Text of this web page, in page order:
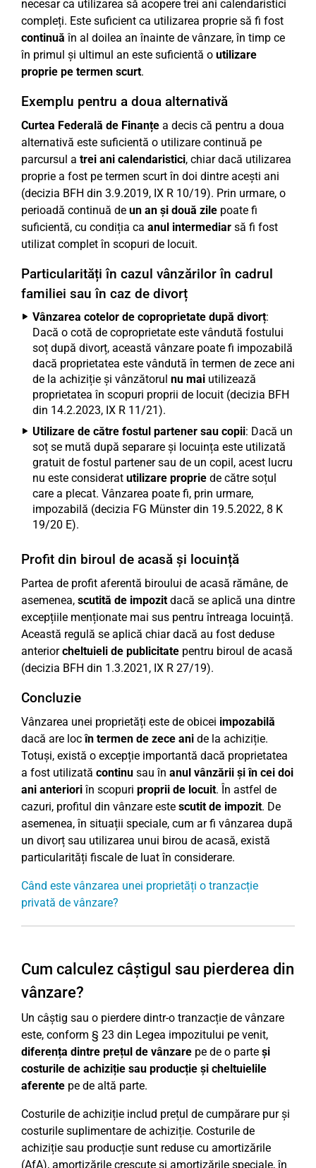
necesar ca utilizarea să acopere trei ani calendaristici
compleți. Este suficient ca utilizarea proprie să fi fost
continuă în al doilea an înainte de vânzare, în timp ce
în primul și ultimul an este suficientă o utilizare
proprie pe termen scurt.
Exemplu pentru a doua alternativă
Curtea Federală de Finanțe a decis că pentru a doua
alternativă este suficientă o utilizare continuă pe
parcursul a trei ani calendaristici, chiar dacă utilizarea
proprie a fost pe termen scurt în doi dintre acești ani
(decizia BFH din 3.9.2019, IX R 10/19). Prin urmare, o
perioadă continuă de un an și două zile poate fi
suficientă, cu condiția ca anul intermediar să fi fost
utilizat complet în scopuri de locuit.
Particularități în cazul vânzărilor în cadrul
familiei sau în caz de divorț
Vânzarea cotelor de coproprietate după divorț:
Dacă o cotă de coproprietate este vândută fostului
soț după divorț, această vânzare poate fi impozabilă
dacă proprietatea este vândută în termen de zece ani
de la achiziție și vânzătorul nu mai utilizează
proprietatea în scopuri proprii de locuit (decizia BFH
din 14.2.2023, IX R 11/21).
Utilizare de către fostul partener sau copii: Dacă un
soț se mută după separare și locuința este utilizată
gratuit de fostul partener sau de un copil, acest lucru
nu este considerat utilizare proprie de către soțul
care a plecat. Vânzarea poate fi, prin urmare,
impozabilă (decizia FG Münster din 19.5.2022, 8 K
19/20 E).
Profit din biroul de acasă și locuință
Partea de profit aferentă biroului de acasă rămâne, de
asemenea, scutită de impozitdacă se aplică una dintre
excepțiile menționate mai sus pentru întreaga locuință.
Această regulă se aplică chiar dacă au fost deduse
anteriorcheltuieli de publicitate pentru biroul de acasă
(decizia BFH din 1.3.2021, IX R 27/19).
Concluzie
Vânzarea unei proprietăți este de obicei impozabilă
dacă are locîn termen de zece ani de la achiziție.
Totuși, există o excepție importantă dacă proprietatea
a fost utilizată continu sau în anul vânzării și în cei doi
ani anterioriîn scopuri proprii de locuit. În astfel de
cazuri, profitul din vânzare este scutit de impozit. De
asemenea, în situații speciale, cum ar fi vânzarea după
un divorț sau utilizarea unui birou de acasă, există
particularități fiscale de luat în considerare.
Când este vânzarea unei proprietăți o tranzacție
privată de vânzare?
Cum calculez câștigul sau pierderea din
vânzare?
Un câștig sau o pierdere dintr-o tranzacție de vânzare
este, conform § 23 din Legea impozitului pe venit,
diferența dintre prețul de vânzare pe de o parte și
costurile de achiziție sau producție și cheltuielile
aferente pe de altă parte.
Costurile de achiziție includ prețul de cumpărare pur și
costurile suplimentare de achiziție. Costurile de
achiziție sau producție sunt reduse cu amortizările
(AfA), amortizările crescute și amortizările speciale, în